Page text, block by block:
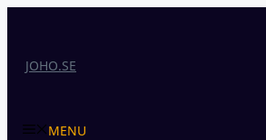
JOHO.SE
MENU